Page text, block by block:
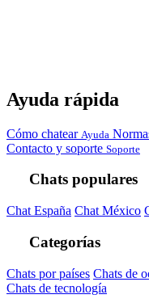
Ayuda rápida
Cómo chatear Ayuda
Contacto y soporte Soporte
Chats populares
Chat España Chat México
Categorías
Chats por países Chats de
Chats de tecnología